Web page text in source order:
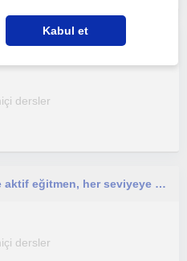
için yin yoga.
dersler
6 yıllık yoga pratiği, Münih'te aktif eğitmen, her seviyeye uygun online vinyasa, yin ve meditasyon dersleri
dersler
Kabul et